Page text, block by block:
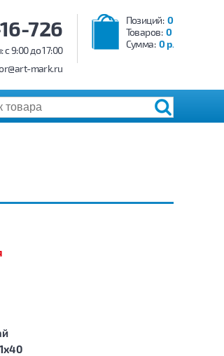
Позиций: 0
Товаров: 0
Сумма: 0 р.
726
9:00 до 17:00
mark.ru